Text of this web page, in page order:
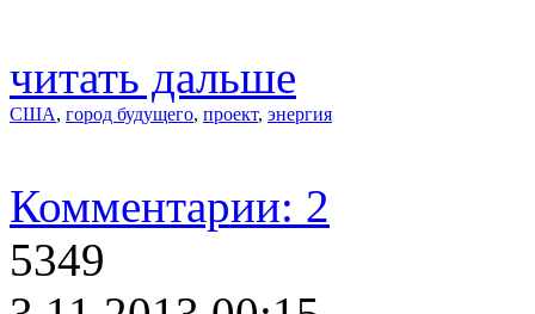
читать дальше
США, город будущего, проект, энергия
Комментарии: 2
5349